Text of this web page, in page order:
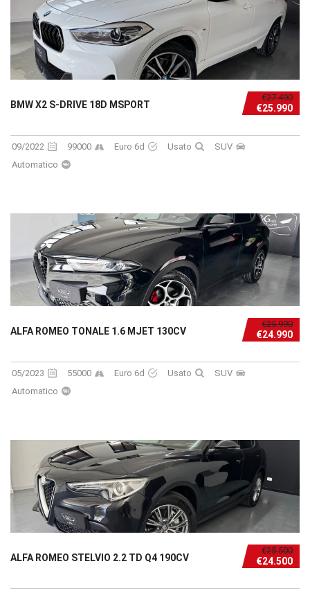
€27.490
€25.990
BMW X2 S-DRIVE 18D MSPORT
09/2022 99000 Euro 6d Usato
SUV
Automatico
€25.990
€24.990
ALFA ROMEO TONALE 1.6 MJET 130CV
05/2023 55000 Euro 6d Usato
SUV
Automatico
€25.500
€24.500
ALFA ROMEO STELVIO 2.2 TD Q4 190CV